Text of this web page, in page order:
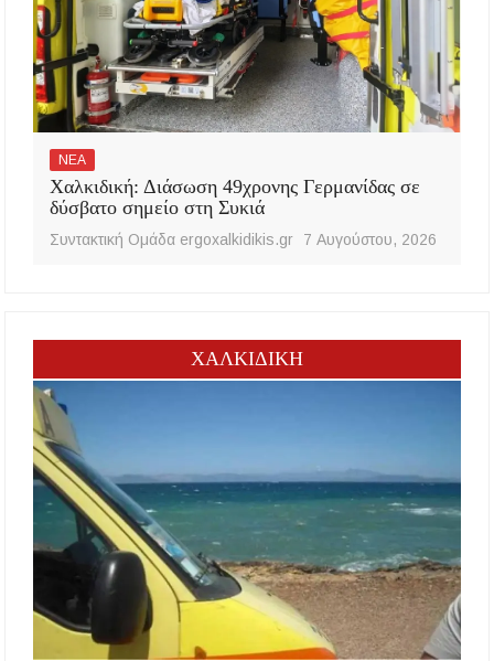
ΝΕΑ
Χαλκιδική: Διάσωση 49χρονης Γερμανίδας σε
δύσβατο σημείο στη Συκιά
Συντακτική Ομάδα ergoxalkidikis.gr 7 Αυγούστου, 2026
ΧΑΛΚΙΔΙΚΗ